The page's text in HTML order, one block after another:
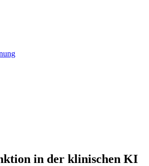
in der klinischen KI